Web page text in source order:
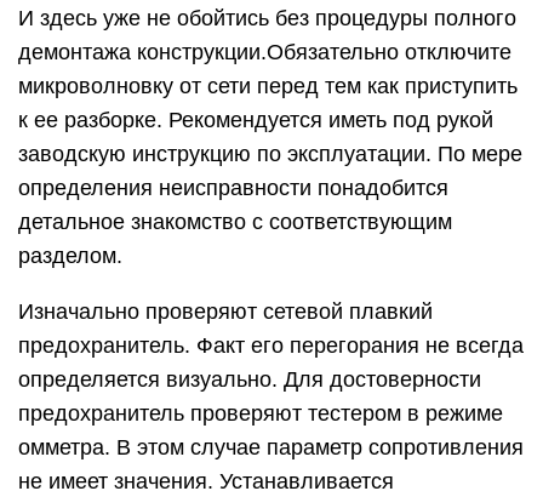
И здесь уже не обойтись без процедуры полного
демонтажа конструкции.Обязательно отключите
микроволновку от сети перед тем как приступить
к ее разборке. Рекомендуется иметь под рукой
заводскую инструкцию по эксплуатации. По мере
определения неисправности понадобится
детальное знакомство с соответствующим
разделом.
Изначально проверяют сетевой плавкий
предохранитель. Факт его перегорания не всегда
определяется визуально. Для достоверности
предохранитель проверяют тестером в режиме
омметра. В этом случае параметр сопротивления
не имеет значения. Устанавливается